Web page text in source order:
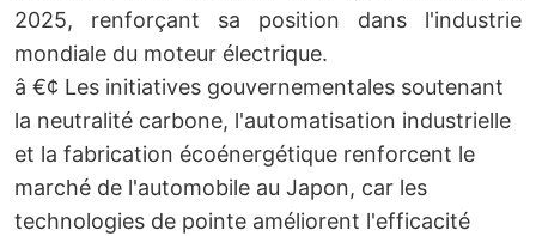
2025, renforçant sa position dans l'industrie
mondiale du moteur électrique.
â €¢ Les initiatives gouvernementales soutenant
la neutralité carbone, l'automatisation industrielle
et la fabrication écoénergétique renforcent le
marché de l'automobile au Japon, car les
technologies de pointe améliorent l'efficacité